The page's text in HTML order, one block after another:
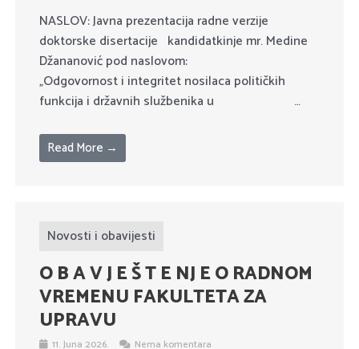
NASLOV: Javna prezentacija radne verzije
doktorske disertacije kandidatkinje mr. Medine
Džananović pod naslovom:
„Odgovornost i integritet nosilaca političkih
funkcija i državnih službenika u …
Read More →
Novosti i obavijesti
O B A V J E Š T E NJ E O RADNOM
VREMENU FAKULTETA ZA
UPRAVU
11. Juna 2026. Nema komentara